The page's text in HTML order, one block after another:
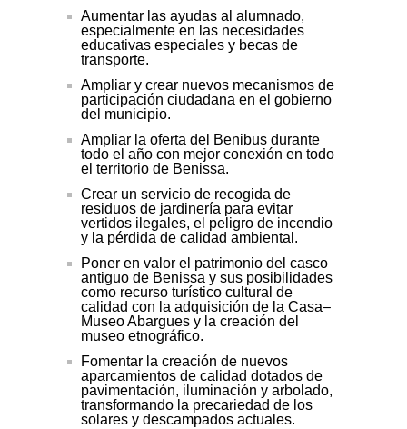
Aumentar las ayudas al alumnado,
especialmente en las necesidades
educativas especiales y becas de
transporte.
Ampliar y crear nuevos mecanismos de
participación ciudadana en el gobierno
del municipio.
Ampliar la oferta del Benibus durante
todo el año con mejor conexión en todo
el territorio de Benissa.
Crear un servicio de recogida de
residuos de jardinería para evitar
vertidos ilegales, el peligro de incendio
y la pérdida de calidad ambiental.
Poner en valor el patrimonio del casco
antiguo de Benissa y sus posibilidades
como recurso turístico cultural de
calidad con la adquisición de la Casa–
Museo Abargues y la creación del
museo etnográfico.
Fomentar la creación de nuevos
aparcamientos de calidad dotados de
pavimentación, iluminación y arbolado,
transformando la precariedad de los
solares y descampados actuales.